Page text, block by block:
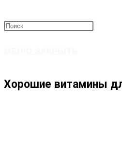
ПОИСК
Хорошие витамины